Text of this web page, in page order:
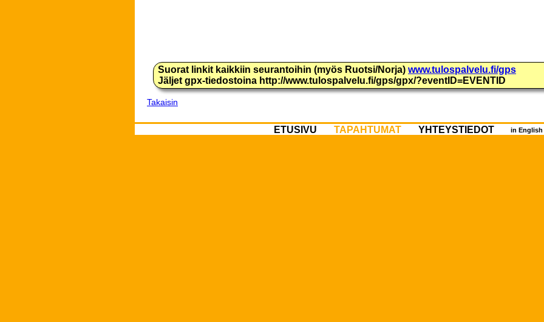
Suorat linkit kaikkiin seurantoihin (myös Ruotsi/Norja) www.tulospalvelu.fi/gps
Jäljet gpx-tiedostoina http://www.tulospalvelu.fi/gps/gpx/?eventID=EVENTID
Takaisin
ETUSIVU TAPAHTUMAT YHTEYSTIEDOT in English